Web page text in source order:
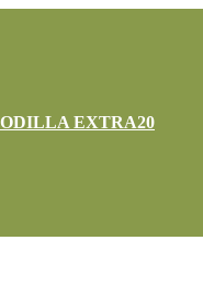
EXTRA20